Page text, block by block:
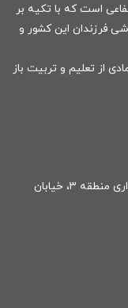
است که با تکیه بر
فرزندان این کشور و
از تعلیم و تربیت باز
نشانی: تهران، خیابان دکتر شریعتی، جنب شهرداری منطقه ۳، خیابان